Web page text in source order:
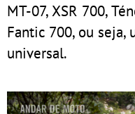
MT-07, XSR 700,
Fantic 700, ou
universal.